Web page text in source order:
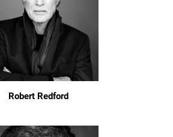
Robert Redford